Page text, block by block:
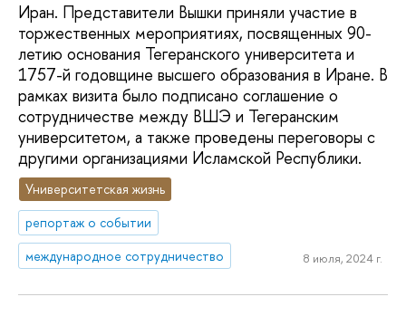
Иран. Представители Вышки приняли участие в
торжественных мероприятиях, посвященных 90-
летию основания Тегеранского университета и
1757-й годовщине высшего образования в Иране. В
рамках визита было подписано соглашение о
сотрудничестве между ВШЭ и Тегеранским
университетом, а также проведены переговоры с
другими организациями Исламской Республики.
Университетская жизнь
репортаж о событии
международное сотрудничество
8 июля, 2024 г.